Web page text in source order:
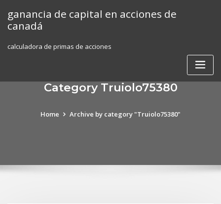
content
ganancia de capital en acciones de
canadá
calculadora de primas de acciones
Category Truiolo75380
Home Archive by category "Truiolo75380"